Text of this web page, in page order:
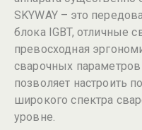
SKYWAY – это
блока IGBT, отличные
превосходная
сварочных
позволяет настроить
широкого спектра
уровне.